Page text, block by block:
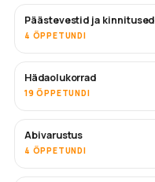
Päästevestid ja kinnitused
4 ÕPPETUNDI
Hädaolukorrad
19 ÕPPETUNDI
Abivarustus
4 ÕPPETUNDI